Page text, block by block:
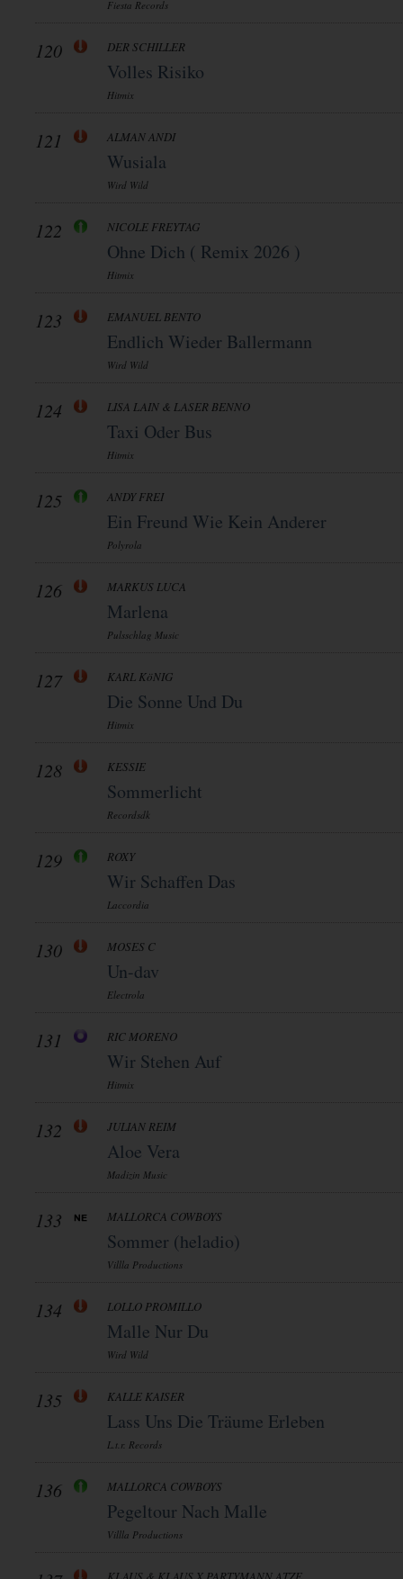
Fiesta Records
120 DER SCHILLER
Volles Risiko
Hitmix
121 ALMAN ANDI
Wusiala
Wird Wild
122 NICOLE FREYTAG
Ohne Dich ( Remix 2026 )
Hitmix
123 EMANUEL BENTO
Endlich Wieder Ballermann
Wird Wild
124 LISA LAIN & LASER BENNO
Taxi Oder Bus
Hitmix
125 ANDY FREI
Ein Freund Wie Kein Anderer
Polyrola
126 MARKUS LUCA
Marlena
Pulsschlag Music
127 KARL KöNIG
Die Sonne Und Du
Hitmix
128 KESSIE
Sommerlicht
Recordsdk
129 ROXY
Wir Schaffen Das
Laccordia
130 MOSES C
Un-dav
Electrola
131 RIC MORENO
Wir Stehen Auf
Hitmix
132 JULIAN REIM
Aloe Vera
Madizin Music
133 MALLORCA COWBOYS
Sommer (heladio)
Villla Productions
134 LOLLO PROMILLO
Malle Nur Du
Wird Wild
135 KALLE KAISER
Lass Uns Die Träume Erleben
L.t.r. Records
136 MALLORCA COWBOYS
Pegeltour Nach Malle
Villla Productions